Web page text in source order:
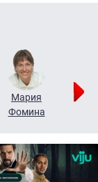
Мария
Фомина